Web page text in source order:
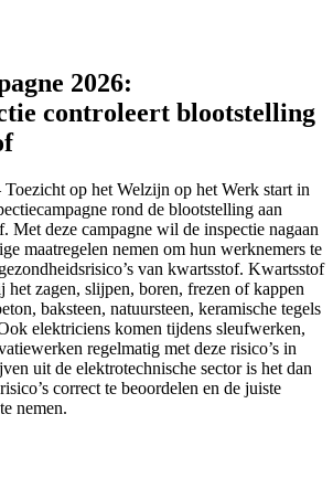
2026:
controleert blootstelling
op het Welzijn op het Werk start in
rond de blootstelling aan
Met deze campagne wil de inspectie nagaan
maatregelen nemen om hun werknemers te
van kwartsstof. Kwartsstof
het zagen, slijpen, boren, frezen of kappen
baksteen, natuursteen, keramische tegels
elektriciens komen tijdens sleufwerken,
regelmatig met deze risico’s in
uit de elektrotechnische sector is het dan
correct te beoordelen en de juiste
nemen.